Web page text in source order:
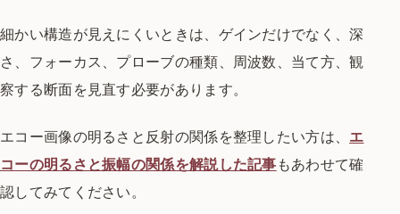
細かい構造が見えにくいときは、ゲインだけでなく、深
さ、フォーカス、プローブの種類、周波数、当て方、観
察する断面を見直す必要があります。
エコー画像の明るさと反射の関係を整理したい方は、 エ
コーの明るさと振幅の関係を解説した記事 もあわせて確
認してみてください。